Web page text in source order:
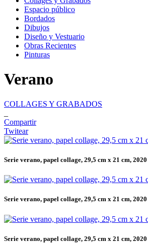
Espacio público
Bordados
Dibujos
Diseño y Vestuario
Obras Recientes
Pinturas
Verano
COLLAGES Y GRABADOS
Compartir
Twitear
Serie verano, papel collage, 29,5 cm x 21 cm, 2020
Serie verano, papel collage, 29,5 cm x 21 cm, 2020
Serie verano, papel collage, 29,5 cm x 21 cm, 2020